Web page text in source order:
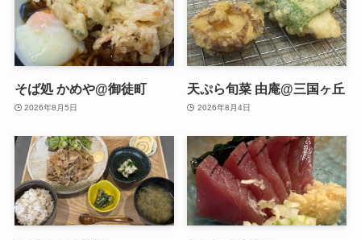
そば処 かめや@御徒町
2026年8月5日
天ぷら旬菜 由庵@三国ヶ丘
2026年8月4日